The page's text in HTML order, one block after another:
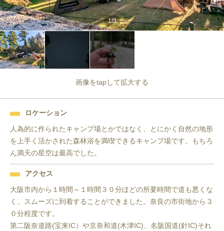
1/3
画像をtapして拡大する
ロケーション
人為的に作られたキャンプ場とかではなく、とにかく自然の地形
を上手く活かされた森林浴を満喫できるキャンプ場です。もちろ
ん満天の星空は最高でした。
アクセス
大阪市内から１時間～１時間３０分ほどの所要時間で道も悪くな
く、スムーズに到着することができました。奈良の市街地から３
０分程度です。
第二阪奈道路(宝来IC）や京奈和道(木津IC)、名阪国道(針IC)それ